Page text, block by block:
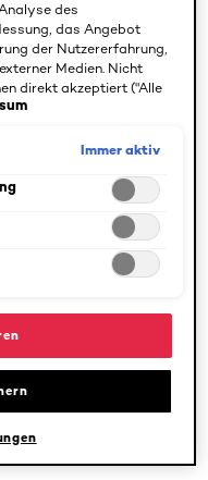
und Glanz.
BEDÜRFNISSE
des
das Angebot
der Nutzererfahrung,
Medien. Nicht
direkt akzeptiert ("Alle
fortfahren")
speichern"). Die
s. unsere
Immer aktiv